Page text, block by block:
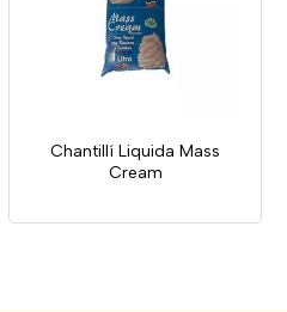
Chantillí Liquida Mass
Cream